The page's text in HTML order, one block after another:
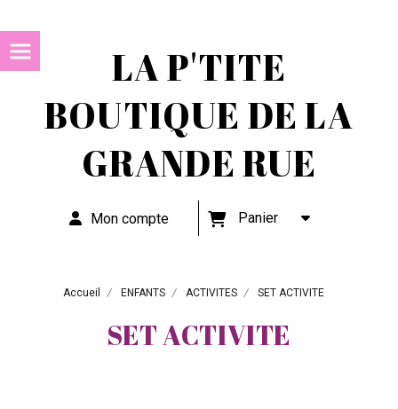
LA P'TITE
BOUTIQUE DE LA
GRANDE RUE
Mon compte Panier
Accueil ENFANTS ACTIVITES SET ACTIVITE
SET ACTIVITE